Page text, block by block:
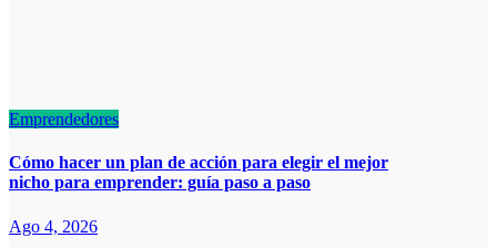
Emprendedores
Cómo hacer un plan de acción para elegir el mejor
nicho para emprender: guía paso a paso
Ago 4, 2026